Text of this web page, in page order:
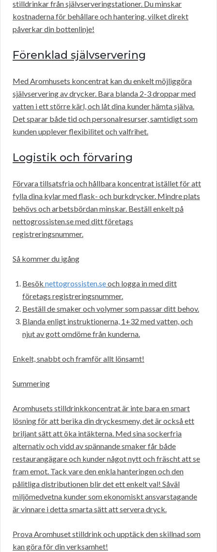
stilldrinkar från självserveringstationer. Du minskar
kostnaderna för behållare och hantering, vilket direkt
påverkar din bottenlinje!
Förenklad självservering
Med Aromhusets koncentrat kan du enkelt möjliggöra
självservering av drycker. Bara blanda 2-3 droppar med
vatten i ett större kärl, och låt dina kunder hämta själva.
Det sparar både tid och personalresurser, samtidigt som
kunden upplever flexibilitet och valfrihet.
Logistik och förvaring
Förvara tillsatsfria och hållbara koncentrat istället för att
fylla dina kylar med flask- och burkdrycker. Mindre plats
behövs och arbetsbördan minskar. Beställ enkelt på
nettogrossisten.se med ditt företags
registreringsnummer.
Så kommer du igång
Besök nettogrossisten.seoch logga in med ditt
företags registreringsnummer.
Beställ de smaker och volymer som passar ditt behov.
Blanda enligt instruktionerna, 1+32 med vatten, och
njut av gott omdöme från kunderna.
Enkelt, snabbt och framför allt lönsamt!
Summering
Aromhusets stilldrinkkoncentrat är inte bara en smart
lösning för att berika din dryckesmeny, det är också ett
briljant sätt att öka intäkterna. Med sina sockerfria
alternativ och vidd av spännande smaker får både
restaurangägare och kunder något nytt och fräscht att se
fram emot. Tack vare den enkla hanteringen och den
pålitliga distributionen blir det ett enkelt val! Såväl
miljömedvetna kunder som ekonomiskt ansvarstagande
är vinnare i detta smarta sätt att servera dryck.
Prova Aromhuset stilldrink och upptäck den skillnad som
kan göra för din verksamhet!